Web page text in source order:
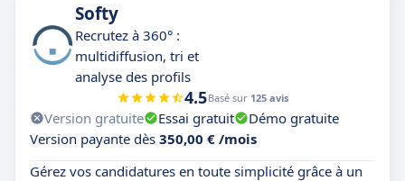
Softy
Recrutez à 360° :
multidiffusion, tri et
analyse des profils
4.5Basé sur 125 avis
Version gratuite Essai gratuit
Démo gratuite
Version payante dès 350,00 € /mois
Gérez vos candidatures en toute simplicité grâce à un